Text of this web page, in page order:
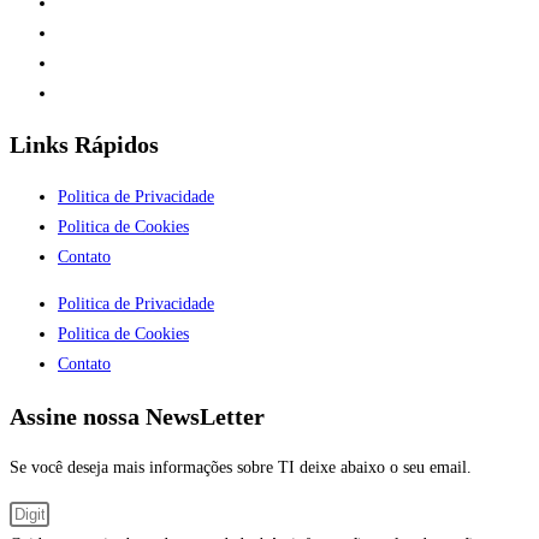
Links Rápidos
Politica de Privacidade
Politica de Cookies
Contato
Politica de Privacidade
Politica de Cookies
Contato
Assine nossa NewsLetter
Se você deseja mais informações sobre TI deixe abaixo o seu email.